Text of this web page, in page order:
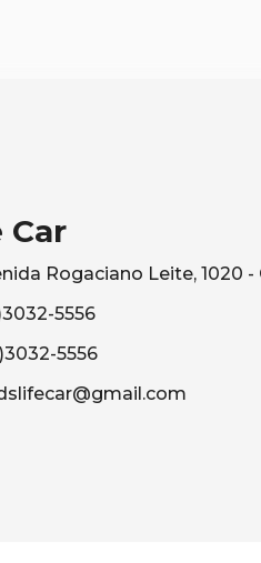
Car
Rogaciano Leite, 1020 -
5556
5556